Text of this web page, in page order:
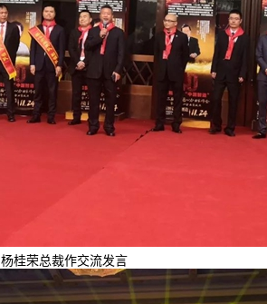
杨桂荣总裁作交流发言